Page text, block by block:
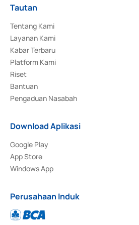
Tautan
Tentang Kami
Layanan Kami
Kabar Terbaru
Platform Kami
Riset
Bantuan
Pengaduan Nasabah
Download Aplikasi
Google Play
App Store
Windows App
Perusahaan Induk